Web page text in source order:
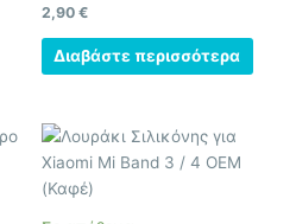
Βαθμολογήθηκε
με
0
από
2,90 €
Διαβάστε περισσότερα